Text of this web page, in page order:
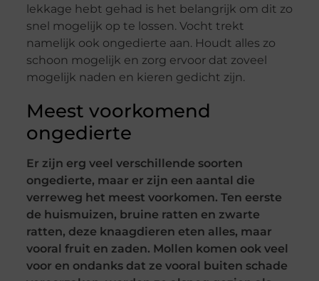
lekkage hebt gehad is het belangrijk om dit zo
snel mogelijk op te lossen. Vocht trekt
namelijk ook ongedierte aan. Houdt alles zo
schoon mogelijk en zorg ervoor dat zoveel
mogelijk naden en kieren gedicht zijn.
Meest voorkomend
ongedierte
Er zijn erg veel verschillende soorten
ongedierte, maar er zijn een aantal die
verreweg het meest voorkomen. Ten eerste
de huismuizen, bruine ratten en zwarte
ratten, deze knaagdieren eten alles, maar
vooral fruit en zaden. Mollen komen ook veel
voor en ondanks dat ze vooral buiten schade